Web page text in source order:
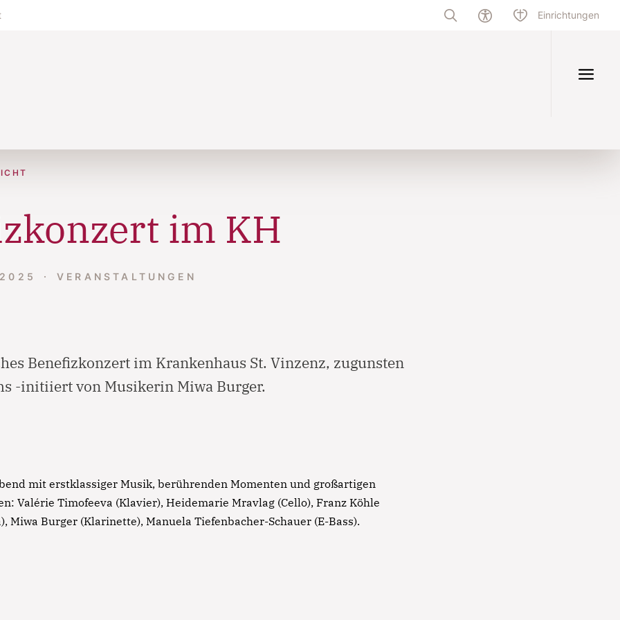
Einrichtungen
im KH
2025 VERANSTALTUNGEN
Benefizkonzert im Krankenhaus St. Vinzenz, zugunsten
-initiiert von Musikerin Miwa Burger.
mit erstklassiger Musik, berührenden Momenten und großartigen
Valérie Timofeeva (Klavier), Heidemarie Mravlag (Cello), Franz Köhle
Miwa Burger (Klarinette), Manuela Tiefenbacher-Schauer (E-Bass).
Lorem ipsum dolor sit amet, consectetur adipisicing elit,
sed do eiusmod tempor incididunt ut labore et dolore
magna aliqua. Ut enim ad minim veniam, quis nostrud